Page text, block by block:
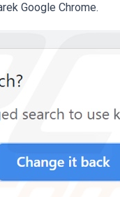
Google Chrome.